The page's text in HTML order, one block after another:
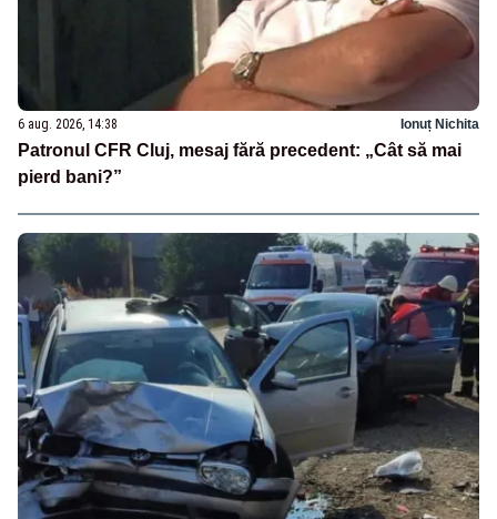
6 aug. 2026, 14:38 Ionuț Nichita
Patronul CFR Cluj, mesaj fără precedent: „Cât să mai
pierd bani?”